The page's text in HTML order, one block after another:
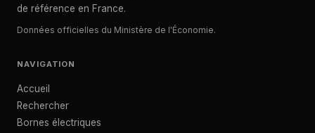
de référence en France.
Données officielles du Ministère de l'Économie.
NAVIGATION
Accueil
Rechercher
Bornes électriques